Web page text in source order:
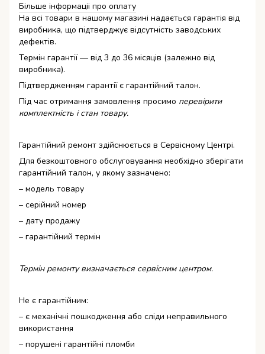
Більше інформаціі про оплату
На всі товари в нашому магазині надається гарантія від
виробника, що підтверджує відсутність заводських
дефектів.
Термін гарантії — від 3 до 36 місяців (залежно від
виробника).
Підтвердженням гарантії є гарантійний талон.
Під час отримання замовлення просимо перевірити
комплектність і стан товару.
Гарантійний ремонт здійснюється в Сервісному Центрі.
Для безкоштовного обслуговування необхідно зберігати
гарантійний талон, у якому зазначено:
– модель товару
– серійний номер
– дату продажу
– гарантійний термін
Термін ремонту визначається сервісним центром.
Не є гарантійним:
– є механічні пошкодження або сліди неправильного
використання
– порушені гарантійні пломби